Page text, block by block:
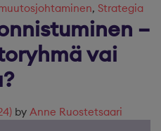
, Strategia
–
vai
by Anne Ruostetsaari